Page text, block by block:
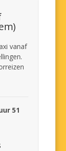
vanaf
51